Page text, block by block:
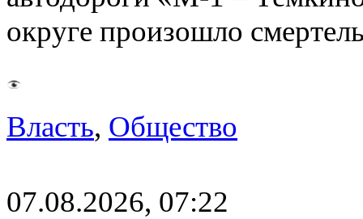
округе произошло
Власть, Общество
07.08.2026, 07:22